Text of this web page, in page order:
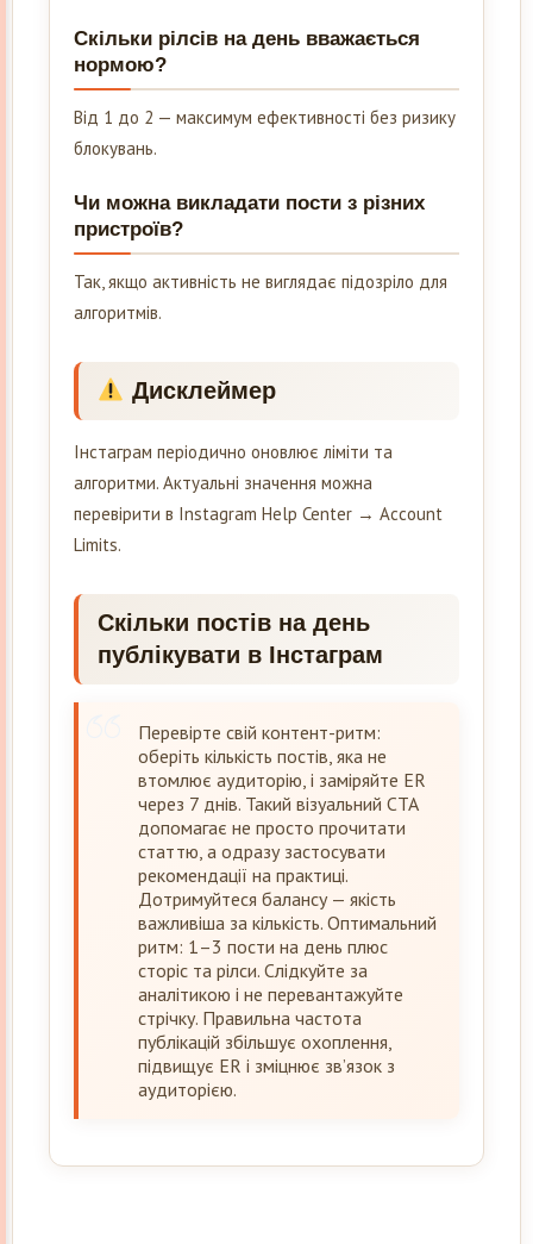
Скільки рілсів на день вважається
нормою?
Від 1 до 2 — максимум ефективності без ризику
блокувань.
Чи можна викладати пости з різних
пристроїв?
Так, якщо активність не виглядає підозріло для
алгоритмів.
Дисклеймер
Інстаграм періодично оновлює ліміти та
алгоритми. Актуальні значення можна
перевірити в Instagram Help Center → Account
Limits.
Скільки постів на день
публікувати в Інстаграм
Перевірте свій контент-ритм:
оберіть кількість постів, яка не
втомлює аудиторію, і заміряйте ER
через 7 днів. Такий візуальний CTA
допомагає не просто прочитати
статтю, а одразу застосувати
рекомендації на практиці.
Дотримуйтеся балансу — якість
важливіша за кількість. Оптимальний
ритм: 1–3 пости на день плюс
сторіс та рілси. Слідкуйте за
аналітикою і не перевантажуйте
стрічку. Правильна частота
публікацій збільшує охоплення,
підвищує ER і зміцнює зв’язок з
аудиторією.